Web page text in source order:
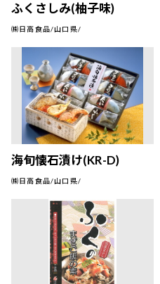
ふくさしみ(柚子味)
㈱日高食品/山口県/
海旬懐石漬け(KR-D)
㈱日高食品/山口県/